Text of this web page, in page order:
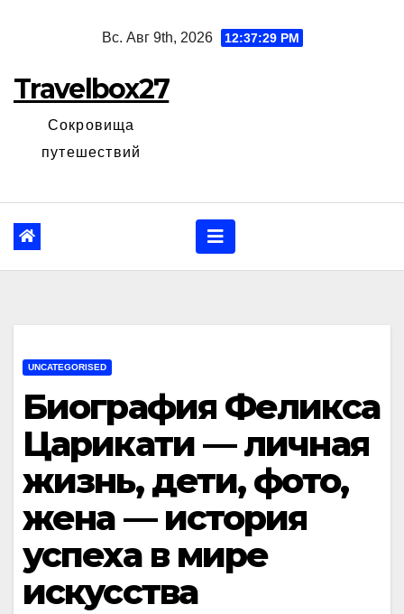
Вс. Авг 9th, 2026 12:37:30 PM
Travelbox27
Сокровища
путешествий
UNCATEGORISED
Биография Феликса
Царикати — личная
жизнь, дети, фото,
жена — история
успеха в мире
искусства